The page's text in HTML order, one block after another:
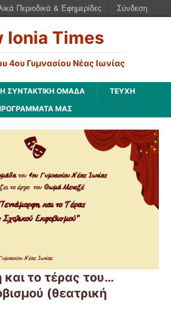
Ionia Times
4ου Γυμνασίου Νέας Ιωνίας
Η ΣΥΝΤΑΚΤΙΚΗ ΟΜΑΔΑ
ΤΕΥΧΗ
ΜΑΣ
το τέρας του…
(θεατρική
Περιοδικά & Εφημερίδες Σύνδεση